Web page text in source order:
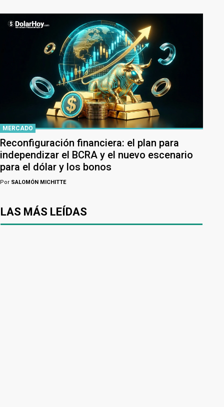
MERCADO
Reconfiguración financiera: el plan para
independizar el BCRA y el nuevo escenario
para el dólar y los bonos
Por SALOMÓN MICHITTE
LAS MÁS LEÍDAS